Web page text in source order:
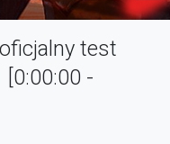
test
-